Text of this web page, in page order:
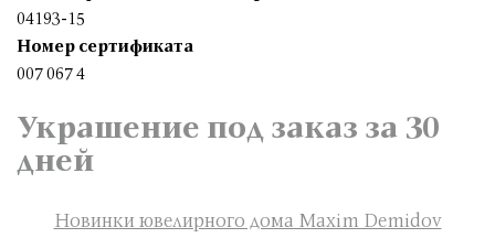
04193-15
Номер сертификата
007 067 4
Украшение под заказ за 30
дней
Новинки ювелирного дома Maxim Demidov